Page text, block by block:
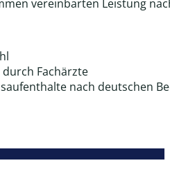
vereinbarten Leistung
Fachärzte
nach deutschen